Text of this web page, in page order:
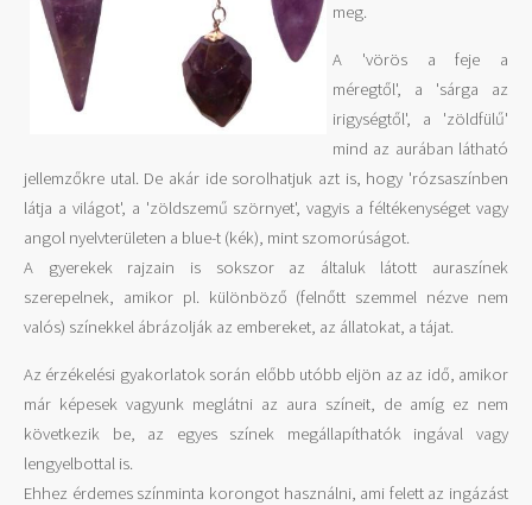
meg.
A 'vörös a feje a
méregtől', a 'sárga az
irigységtől', a 'zöldfülű'
mind az aurában látható
jellemzőkre utal. De akár ide sorolhatjuk azt is, hogy 'rózsaszínben
látja a világot', a 'zöldszemű szörnyet', vagyis a féltékenységet vagy
angol nyelvterületen a blue-t (kék), mint szomorúságot.
A gyerekek rajzain is sokszor az általuk látott auraszínek
szerepelnek, amikor pl. különböző (felnőtt szemmel nézve nem
valós) színekkel ábrázolják az embereket, az állatokat, a tájat.
Az érzékelési gyakorlatok során előbb utóbb eljön az az idő, amikor
már képesek vagyunk meglátni az aura színeit, de amíg ez nem
következik be, az egyes színek megállapíthatók ingával vagy
lengyelbottal is.
Ehhez érdemes színminta korongot használni, ami felett az ingázást